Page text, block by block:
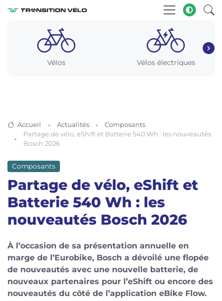
Vélos Vélos électriques
Accueil Actualités
Composants
Partage de vélo, eShift et Batterie 540 Wh : les nouveautés
Bosch 2026
Composants
Partage de vélo, eShift et
Batterie 540 Wh : les
nouveautés Bosch 2026
À l’occasion de sa présentation annuelle en
marge de l’Eurobike, Bosch a dévoilé une flopée
de nouveautés avec une nouvelle batterie, de
nouveaux partenaires pour l’eShift ou encore des
nouveautés du côté de l’application eBike Flow.